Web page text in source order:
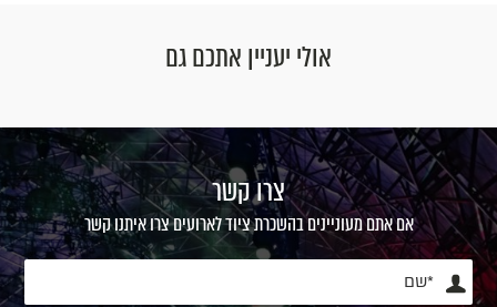
אולי יעניין אתכם גם
צרו קשר
אם אתם מעוניינים בהשכרת ציוד לארועים צרו איתנו קשר